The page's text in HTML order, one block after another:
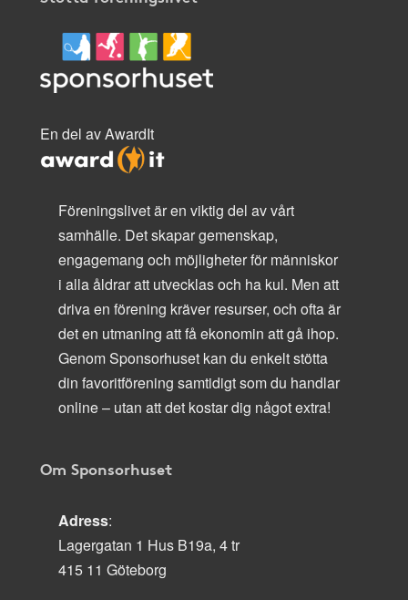
En del av AwardIt
Föreningslivet är en viktig del av vårt
samhälle. Det skapar gemenskap,
engagemang och möjligheter för människor
i alla åldrar att utvecklas och ha kul. Men att
driva en förening kräver resurser, och ofta är
det en utmaning att få ekonomin att gå ihop.
Genom Sponsorhuset kan du enkelt stötta
din favoritförening samtidigt som du handlar
online – utan att det kostar dig något extra!
Om Sponsorhuset
Adress:
Lagergatan 1 Hus B19a, 4 tr
415 11 Göteborg